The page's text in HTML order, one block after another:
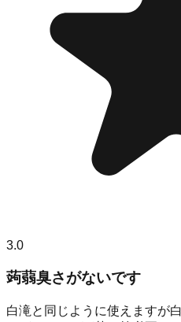
3.0
蒟蒻臭さがないです
白滝と同じように使えますが